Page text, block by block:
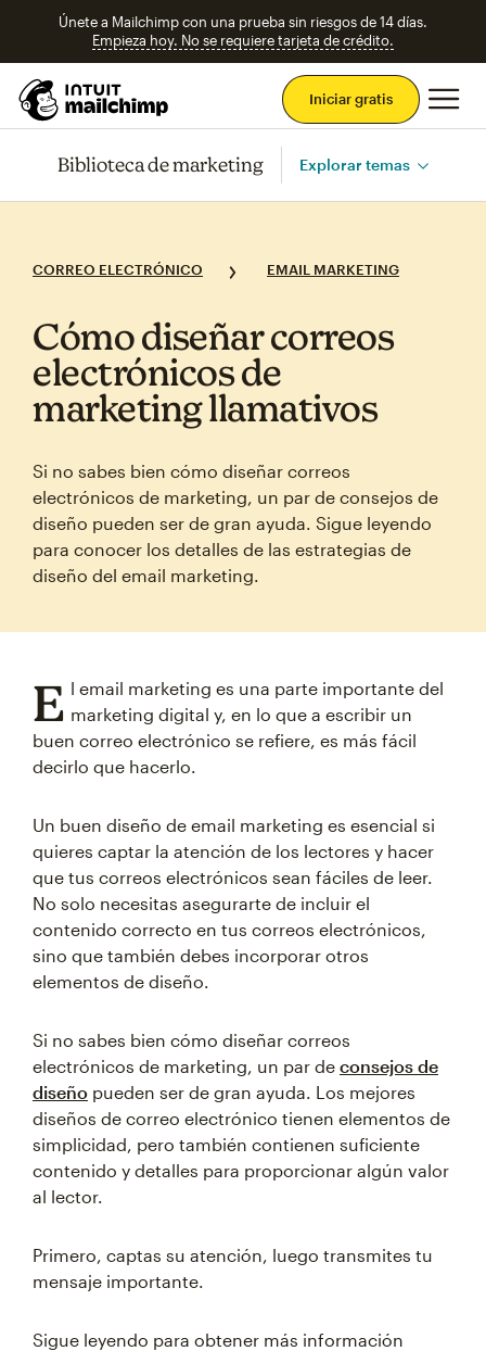
Únete a Mailchimp con una prueba sin riesgos de 14 días.
Empieza hoy. No se requiere tarjeta de crédito.
Iniciar gratis
Biblioteca de marketing Explorar temas
CORREO ELECTRÓNICO EMAIL MARKETING
Cómo diseñar correos
electrónicos de
marketing llamativos
Si no sabes bien cómo diseñar correos
electrónicos de marketing, un par de consejos de
diseño pueden ser de gran ayuda. Sigue leyendo
para conocer los detalles de las estrategias de
diseño del email marketing.
E l email marketing es una parte importante del
marketing digital y, en lo que a escribir un
buen correo electrónico se refiere, es más fácil
decirlo que hacerlo.
Un buen diseño de email marketing es esencial si
quieres captar la atención de los lectores y hacer
que tus correos electrónicos sean fáciles de leer.
No solo necesitas asegurarte de incluir el
contenido correcto en tus correos electrónicos,
sino que también debes incorporar otros
elementos de diseño.
Si no sabes bien cómo diseñar correos
electrónicos de marketing, un par de consejos de
diseño pueden ser de gran ayuda. Los mejores
diseños de correo electrónico tienen elementos de
simplicidad, pero también contienen suficiente
contenido y detalles para proporcionar algún valor
al lector.
Primero, captas su atención, luego transmites tu
mensaje importante.
Sigue leyendo para obtener más información